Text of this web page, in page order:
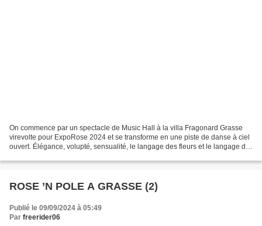
On commence par un spectacle de Music Hall à la villa Fragonard Grasse
virevolte pour ExpoRose 2024 et se transforme en une piste de danse à ciel
ouvert. Élégance, volupté, sensualité, le langage des fleurs et le langage du
ROSE ’N POLE A GRASSE (2)
Publié le 09/09/2024 à 05:49
Par freerider06